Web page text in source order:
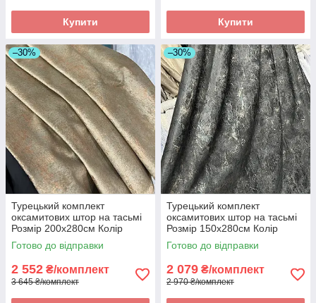
Купити Купити
–30%
Турецький комплект
оксамитових штор на тасьмі
Розмір 200х280см Колір
пісочний
Готово до відправки
2 552 ₴/комплект
3 645 ₴/комплект
–30%
Турецький комплект
оксамитових штор на тасьмі
Розмір 150х280см Колір
Графіт
Готово до відправки
2 079 ₴/комплект
2 970 ₴/комплект